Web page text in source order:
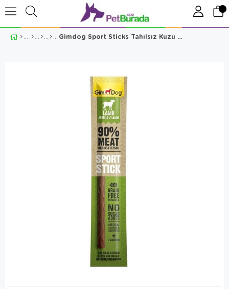
Gimdog Sport Sticks Tahılsız Kuzu Etli Ödül Çubuğu 12 Gr